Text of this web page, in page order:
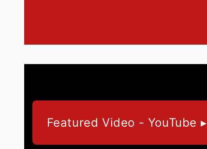
Featured Video - YouTube ▸